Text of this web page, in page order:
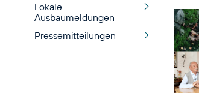
Lokale
Ausbaumeldungen
Pressemitteilungen